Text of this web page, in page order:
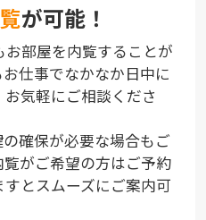
が可能！
部屋を内覧することが
仕事でなかなか日中に
気軽にご相談くださ
確保が必要な場合もご
がご希望の方はご予約
とスムーズにご案内可